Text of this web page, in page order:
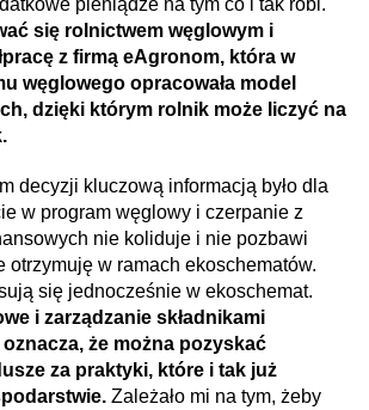
się rolnictwem węglowym i
z firmą eAgronom, która w
węglowego opracowała model
dzięki którym rolnik może liczyć na
decyzji kluczową informacją było dla
w program węglowy i czerpanie z
nie koliduje i nie pozbawi
otrzymuję w ramach ekoschematów.
się jednocześnie w ekoschemat.
i zarządzanie składnikami
że można pozyskać
za praktyki, które i tak już
Zależało mi na tym, żeby